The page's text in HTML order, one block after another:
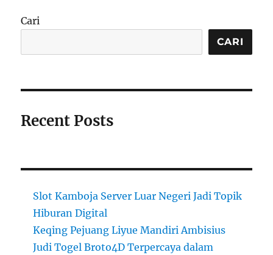
Cari
CARI
Recent Posts
Slot Kamboja Server Luar Negeri Jadi Topik
Hiburan Digital
Keqing Pejuang Liyue Mandiri Ambisius
Judi Togel Broto4D Terpercaya dalam